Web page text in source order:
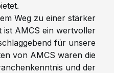
Weg zu einer stärker
ist AMCS ein wertvoller
für unsere
von AMCS waren die
und der